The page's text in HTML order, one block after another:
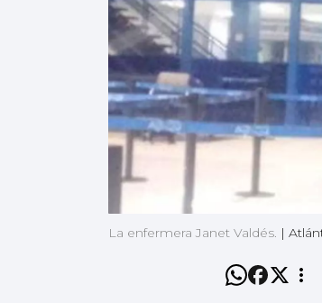
La enfermera Janet Valdés. |